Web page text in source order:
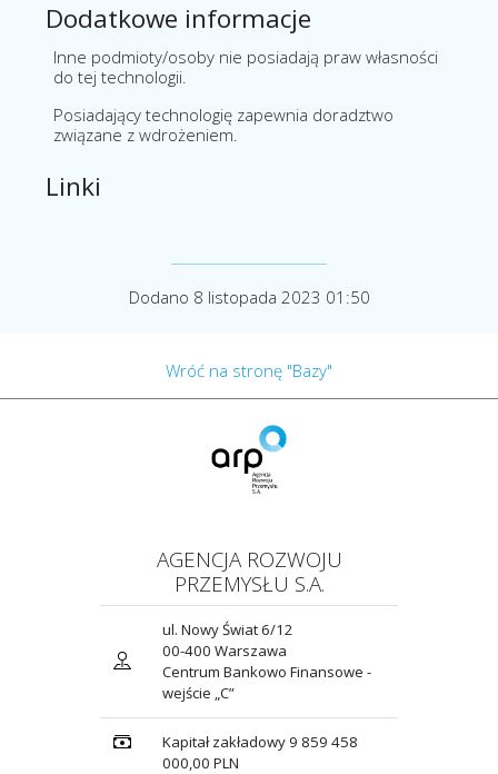
Dodatkowe informacje
Inne podmioty/osoby nie posiadają praw własności
do tej technologii.
Posiadający technologię zapewnia doradztwo
związane z wdrożeniem.
Linki
Dodano 8 listopada 2023 01:50
Wróć na stronę "Bazy"
AGENCJA ROZWOJU
PRZEMYSŁU S.A.
ul. Nowy Świat 6/12
00-400 Warszawa
Centrum Bankowo Finansowe -
wejście „C”
Kapitał zakładowy 9 859 458
000,00 PLN